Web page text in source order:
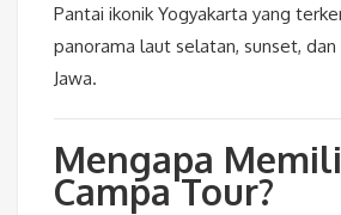
Pantai ikonik Yogyakarta yang
panorama laut selatan, sunset,
Jawa.
Mengapa
Campa Tour?